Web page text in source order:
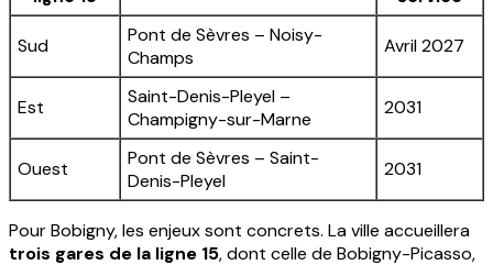
Sud
Pont de Sèvres – Noisy-
Champs
Avril 2027
Est
Saint-Denis-Pleyel –
Champigny-sur-Marne
2031
Ouest
Pont de Sèvres – Saint-
Denis-Pleyel
2031
Pour Bobigny, les enjeux sont concrets. La ville accueillera
trois gares de la ligne 15, dont celle de Bobigny-Picasso,